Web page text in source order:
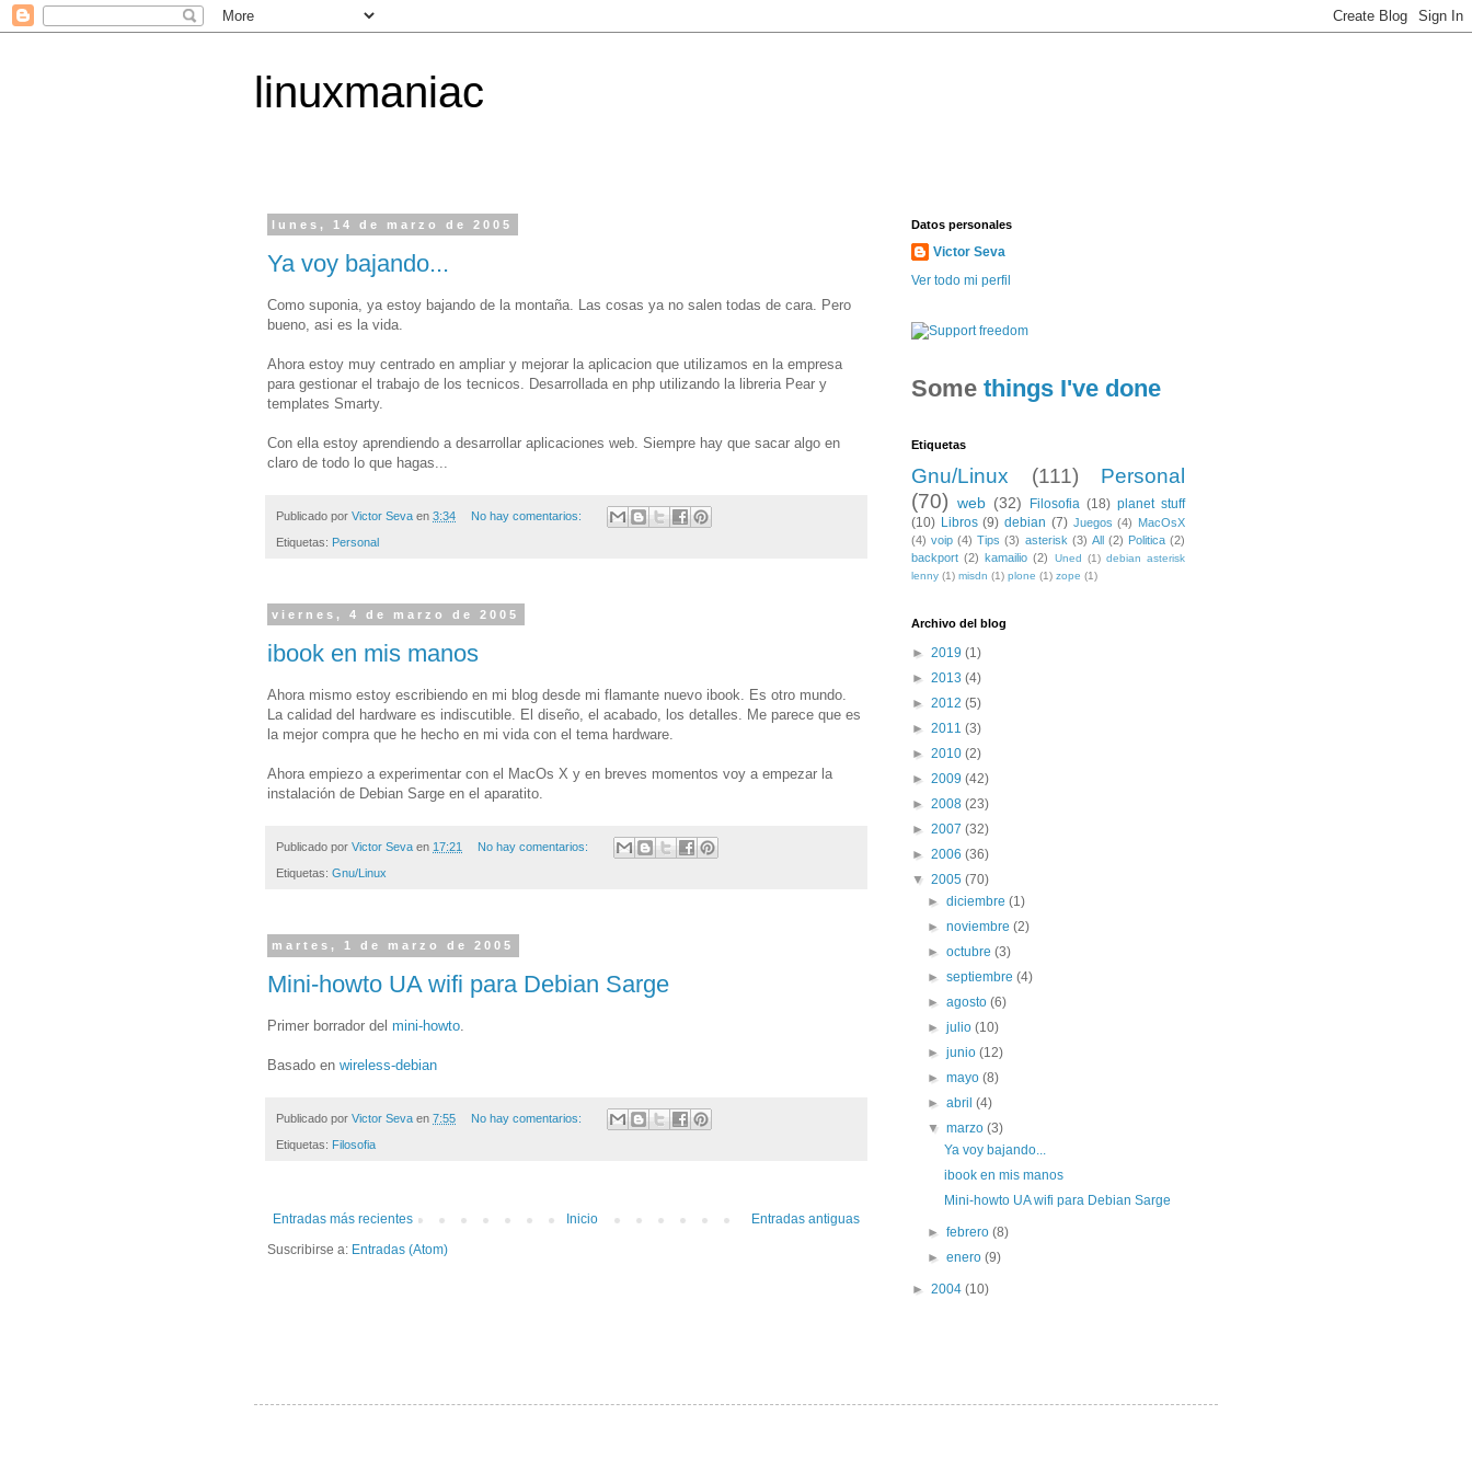
linuxmaniac
lunes, 14 de marzo de 2005
Ya voy bajando...
Como suponia, ya estoy bajando de la montaña. Las cosas ya no salen todas de cara. Pero
bueno, asi es la vida.
Ahora estoy muy centrado en ampliar y mejorar la aplicacion que utilizamos en la empresa
para gestionar el trabajo de los tecnicos. Desarrollada en php utilizando la libreria Pear y
templates Smarty.
Con ella estoy aprendiendo a desarrollar aplicaciones web. Siempre hay que sacar algo en
claro de todo lo que hagas...
Publicado por Victor Seva en 3:34 No hay comentarios:
Etiquetas: Personal
viernes, 4 de marzo de 2005
ibook en mis manos
Ahora mismo estoy escribiendo en mi blog desde mi flamante nuevo ibook. Es otro mundo.
La calidad del hardware es indiscutible. El diseño, el acabado, los detalles. Me parece que es
la mejor compra que he hecho en mi vida con el tema hardware.
Ahora empiezo a experimentar con el MacOs X y en breves momentos voy a empezar la
instalación de Debian Sarge en el aparatito.
Publicado por Victor Seva en 17:21 No hay comentarios:
Etiquetas: Gnu/Linux
martes, 1 de marzo de 2005
Mini-howto UA wifi para Debian Sarge
Primer borrador del mini-howto
Basado en wireless-debian
Publicado por Victor Seva en 7:55 No hay comentarios:
Etiquetas: Filosofia
Entradas más recientes Entradas antiguas
Inicio
Suscribirse a: Entradas (Atom)
Datos personales
Victor Seva
Ver todo mi perfil
Some things I've done
Etiquetas
Gnu/Linux (111)
Personal
(70) web (32) Filosofia (18) planet stuff
(10) Libros (9) debian (7) Juegos (4) MacOsX
(4) voip (4) Tips (3) asterisk (3) All (2) Politica (2)
backport (2) kamailio (2) Uned (1) debian asterisk
lenny (1) misdn (1) plone (1) zope (1)
Archivo del blog
► 2019 (1)
► 2013 (4)
► 2012 (5)
► 2011 (3)
► 2010 (2)
► 2009 (42)
► 2008 (23)
► 2007 (32)
► 2006 (36)
▼ 2005 (70)
►diciembre(1)
►noviembre(2)
►octubre(3)
►septiembre(4)
►agosto(6)
►julio(10)
►junio(12)
►mayo(8)
►abril(4)
▼marzo(3)
Ya voy bajando...
ibook en mis manos
Mini-howto UA wifi para Debian Sarge
►febrero(8)
►enero(9)
► 2004 (10)